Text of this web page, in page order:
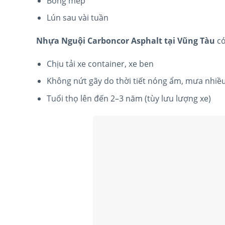
Lún sau vài tuần
Nhựa Nguội Carboncor Asphalt tại Vũng Tàu
Chịu tải xe container, xe ben
Không nứt gãy do thời tiết nóng ẩm, mưa
Tuổi thọ lên đến 2–3 năm (tùy lưu lượng xe)